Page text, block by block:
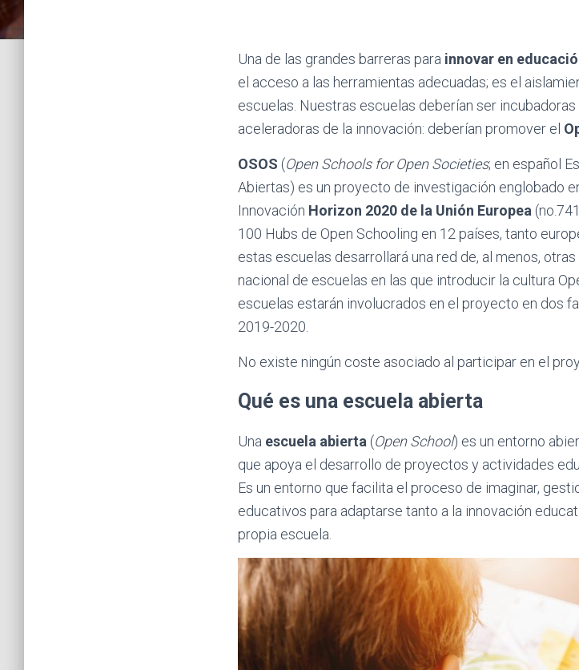
Una de las grandes barreras para innovar en
el acceso a las herramientas adecuadas; es el
escuelas. Nuestras escuelas deberían ser
aceleradoras de la innovación: deberían promover el
OSOS (Open Schools for Open Societies; en español
Abiertas) es un proyecto de investigación englobado
Innovación Horizon 2020 de la Unión Europea
100 Hubs de Open Schooling en 12 países, tanto
estas escuelas desarrollará una red de, al menos,
nacional de escuelas en las que introducir la cultura
escuelas estarán involucrados en el proyecto en dos
2019-2020.
No existe ningún coste asociado al participar en el
Qué es una escuela abierta
Una escuela abierta (Open School) es un entorno
que apoya el desarrollo de proyectos y actividades
Es un entorno que facilita el proceso de imaginar,
educativos para adaptarse tanto a la innovación
propia escuela.